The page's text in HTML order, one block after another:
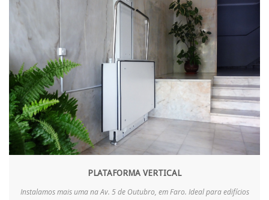
PLATAFORMA VERTICAL
Instalamos mais uma na Av. 5 de Outubro, em Faro. Ideal para edifícios